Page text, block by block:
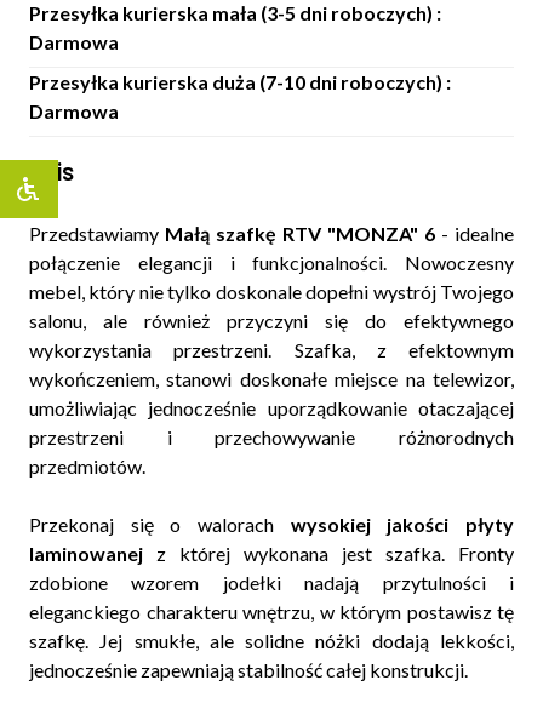
Przesyłka kurierska mała (3-5 dni roboczych) :
Darmowa
Przesyłka kurierska duża (7-10 dni roboczych) :
Darmowa
Opis
Przedstawiamy Małą szafkę RTV "MONZA" 6 - idealne
połączenie elegancji i funkcjonalności. Nowoczesny
mebel, który nie tylko doskonale dopełni wystrój Twojego
salonu, ale również przyczyni się do efektywnego
wykorzystania przestrzeni. Szafka, z efektownym
wykończeniem, stanowi doskonałe miejsce na telewizor,
umożliwiając jednocześnie uporządkowanie otaczającej
przestrzeni i przechowywanie różnorodnych
przedmiotów.
Przekonaj się o walorach wysokiej jakości płyty
laminowanej z której wykonana jest szafka. Fronty
zdobione wzorem jodełki nadają przytulności i
eleganckiego charakteru wnętrzu, w którym postawisz tę
szafkę. Jej smukłe, ale solidne nóżki dodają lekkości,
jednocześnie zapewniają stabilność całej konstrukcji.